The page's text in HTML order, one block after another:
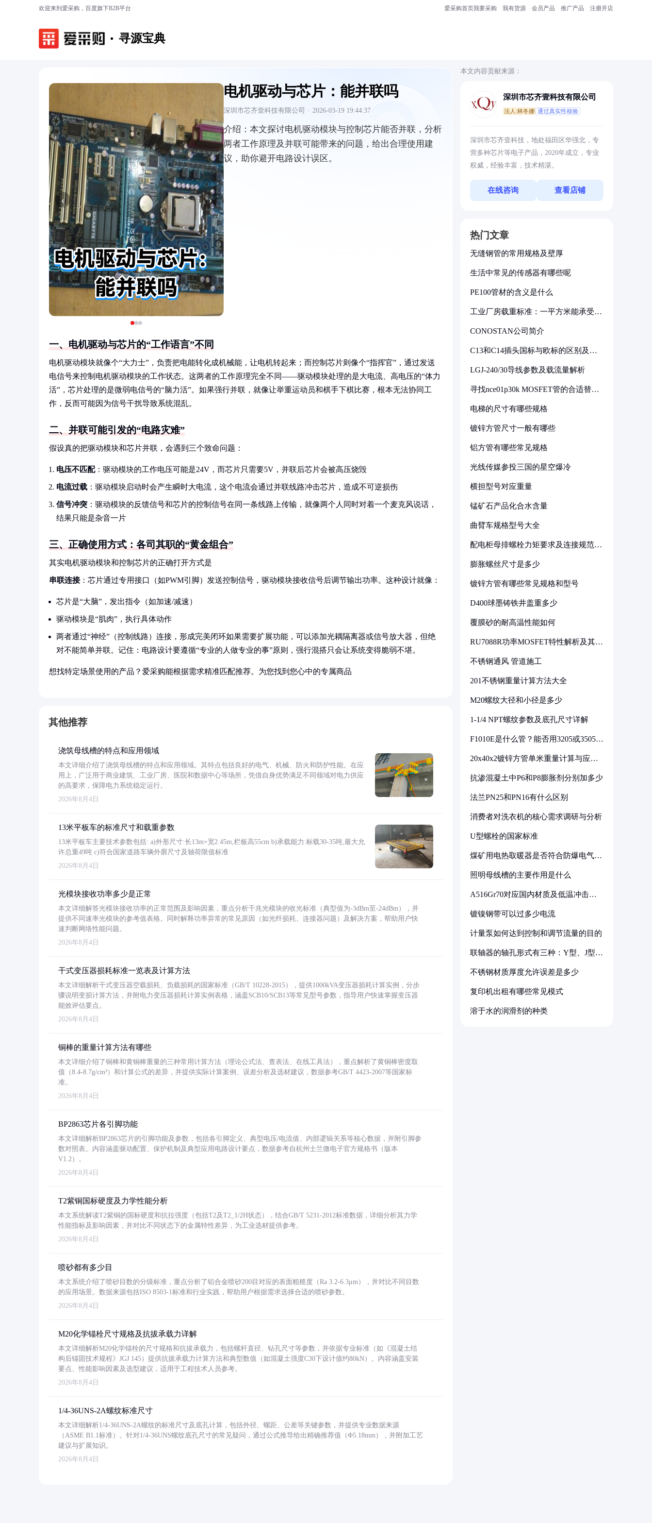
欢迎来到爱采购，百度旗下B2B平台 爱采购首页我要采购 我有货源 会员产品 推广产品 注册开店
寻源宝典
‹ ›
电机驱动与芯片：能并联吗
深圳市芯齐壹科技有限公司 · 2026-03-19 19:44:37
介绍： 本文探讨电机驱动模块与控制芯片能否并联，分析
两者工作原理及并联可能带来的问题，给出合理使用建
议，助你避开电路设计误区。
一、电机驱动与芯片的“工作语言”不同
电机驱动模块就像个“大力士”，负责把电能转化成机械能，让电机转起来；而控制芯片则像个“指挥官”，通过发送
电信号来控制电机驱动模块的工作状态。这两者的工作原理完全不同——驱动模块处理的是大电流、高电压的“体力
活”，芯片处理的是微弱电信号的“脑力活”。如果强行并联，就像让举重运动员和棋手下棋比赛，根本无法协同工
作，反而可能因为信号干扰导致系统混乱。
二、并联可能引发的“电路灾难”
假设真的把驱动模块和芯片并联，会遇到三个致命问题：
电压不匹配：驱动模块的工作电压可能是24V，而芯片只需要5V，并联后芯片会被高压烧毁
电流过载 ：驱动模块启动时会产生瞬时大电流，这个电流会通过并联线路冲击芯片，造成不可逆损伤
信号冲突 ：驱动模块的反馈信号和芯片的控制信号在同一条线路上传输，就像两个人同时对着一个麦克风说话，
结果只能是杂音一片
三、正确使用方式：各司其职的“黄金组合”
其实电机驱动模块和控制芯片的正确打开方式是
串联连接：芯片通过专用接口（如PWM引脚）发送控制信号，驱动模块接收信号后调节输出功率。这种设计就像：
芯片是“大脑”，发出指令（如加速/减速）
驱动模块是“肌肉”，执行具体动作
两者通过“神经”（控制线路）连接，形成完美闭环如果需要扩展功能，可以添加光耦隔离器或信号放大器，但绝
对不能简单并联。记住：电路设计要遵循“专业的人做专业的事”原则，强行混搭只会让系统变得脆弱不堪。
想找特定场景使用的产品？爱采购能根据需求精准匹配推荐。为您找到您心中的专属商品
其他推荐
浇筑母线槽的特点和应用领域
本文详细介绍了浇筑母线槽的特点和应用领域。其特点包括良好的电气、机械、防火和防护性能。在应
用上，广泛用于商业建筑、工业厂房、医院和数据中心等场所，凭借自身优势满足不同领域对电力供应
的高要求，保障电力系统稳定运行。
2026年8月4日
13米平板车的标准尺寸和载重参数
13米平板车主要技术参数包括: a)外形尺寸:长13m×宽2.45m,栏板高55cm b)承载能力:标载30-35吨,最大允
许总重49吨 c)符合国家道路车辆外廓尺寸及轴荷限值标准
2026年8月4日
光模块接收功率多少是正常
本文详细解答光模块接收功率的正常范围及影响因素，重点分析千兆光模块的收光标准（典型值为-3dBm至-24dBm），并
提供不同速率光模块的参考值表格。同时解释功率异常的常见原因（如光纤损耗、连接器问题）及解决方案，帮助用户快
速判断网络性能问题。
2026年8月4日
干式变压器损耗标准一览表及计算方法
本文详细解析干式变压器空载损耗、负载损耗的国家标准（GB/T 10228-2015），提供1000kVA变压器损耗计算实例，分步
骤说明变损计算方法，并附电力变压器损耗计算实例表格，涵盖SCB10/SCB13等常见型号参数，指导用户快速掌握变压器
能效评估要点。
2026年8月4日
铜棒的重量计算方法有哪些
本文详细介绍了铜棒和黄铜棒重量的三种常用计算方法（理论公式法、查表法、在线工具法），重点解析了黄铜棒密度取
值（8.4-8.7g/cm³）和计算公式的差异，并提供实际计算案例、误差分析及选材建议，数据参考GB/T 4423-2007等国家标
准。
2026年8月4日
BP2863芯片各引脚功能
本文详细解析BP2863芯片的引脚功能及参数，包括各引脚定义、典型电压/电流值、内部逻辑关系等核心数据，并附引脚参
数对照表。内容涵盖驱动配置、保护机制及典型应用电路设计要点，数据参考自杭州士兰微电子官方规格书（版本
V1.2）。
2026年8月4日
T2紫铜国标硬度及力学性能分析
本文系统解读T2紫铜的国标硬度和抗拉强度（包括T2及T2_1/2H状态），结合GB/T 5231-2012标准数据，详细分析其力学
性能指标及影响因素，并对比不同状态下的金属特性差异，为工业选材提供参考。
2026年8月4日
喷砂都有多少目
本文系统介绍了喷砂目数的分级标准，重点分析了铝合金喷砂200目对应的表面粗糙度（Ra 3.2-6.3μm），并对比不同目数
的应用场景。数据来源包括ISO 8503-1标准和行业实践，帮助用户根据需求选择合适的喷砂参数。
2026年8月4日
M20化学锚栓尺寸规格及抗拔承载力详解
本文详细解析M20化学锚栓的尺寸规格和抗拔承载力，包括螺杆直径、钻孔尺寸等参数，并依据专业标准（如《混凝土结
构后锚固技术规程》JGJ 145）提供抗拔承载力计算方法和典型数值（如混凝土强度C30下设计值约80kN）。内容涵盖安装
要点、性能影响因素及选型建议，适用于工程技术人员参考。
2026年8月4日
1/4-36UNS-2A螺纹标准尺寸
本文详细解析1/4-36UNS-2A螺纹的标准尺寸及底孔计算，包括外径、螺距、公差等关键参数，并提供专业数据来源
（ASME B1.1标准）。针对1/4-36UNS螺纹底孔尺寸的常见疑问，通过公式推导给出精确推荐值（Φ5.18mm），并附加工艺
建议与扩展知识。
2026年8月4日
本文内容贡献来源：
深圳市芯齐壹科技有限公司
法人:林冬娜 通过真实性核验
深圳市芯齐壹科技，地处福田区华强北，专
营多种芯片等电子产品，2020年成立，专业
权威，经验丰富，技术精湛。
在线咨询 查看店铺
热门文章
无缝钢管的常用规格及壁厚
生活中常见的传感器有哪些呢
PE100管材的含义是什么
工业厂房载重标准：一平方米能承受多
CONOSTAN公司简介
C13和C14插头国标与欧标的区别及其
LGJ-240/30导线参数及载流量解析
寻找nce01p30k MOSFET管的合适替代
电梯的尺寸有哪些规格
镀锌方管尺寸一般有哪些
铝方管有哪些常见规格
光线传媒参投三国的星空爆冷
横担型号对应重量
锰矿石产品化合水含量
曲臂车规格型号大全
配电柜母排螺栓力矩要求及连接规范详
膨胀螺丝尺寸是多少
镀锌方管有哪些常见规格和型号
D400球墨铸铁井盖重多少
覆膜砂的耐高温性能如何
RU7088R功率MOSFET特性解析及其在
不锈钢通风 管道施工
201不锈钢重量计算方法大全
M20螺纹大径和小径是多少
1-1/4 NPT螺纹参数及底孔尺寸详解
F1010E是什么管？能否用3205或3505代
20x40x2镀锌方管单米重量计算与应用
抗渗混凝土中P6和P8膨胀剂分别加多少
法兰PN25和PN16有什么区别
消费者对洗衣机的核心需求调研与分析
U型螺栓的国家标准
煤矿用电热取暖器是否符合防爆电气设
照明母线槽的主要作用是什么
A516Gr70对应国内材质及低温冲击要
镀镍钢带可以过多少电流
计量泵如何达到控制和调节流量的目的
联轴器的轴孔形式有三种：Y型、J型、
不锈钢材质厚度允许误差是多少
复印机出租有哪些常见模式
溶于水的润滑剂的种类